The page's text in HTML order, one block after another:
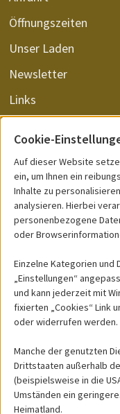
Öffnungszeiten
Unser Laden
Newsletter
Links
DRAGONZOO.DE
News
Unsere Tiere
Abgabe adulte Tiere
Unsere Nachzuchten
Versandkosten und
Cookie-
Auf dieser Website
ein, um Ihnen ein
Inhalte zu
analysieren. Hierbei
personenbezogene
oder
Einzelne Kategorien und
„Einstellungen“
und kann jederzeit mit
fixierten „Cookies“ Link
oder widerrufen werden.
Manche der genutzten
Drittstaaten außerhalb
(beispielsweise in die
Umständen ein
Heimatland.